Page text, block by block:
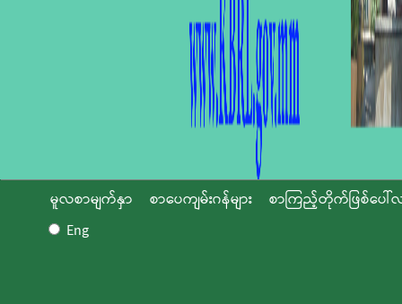
မူလစာမျက်နှာ စာပေကျမ်းဂန်များ
စာကြည့်တိုက်ဖြစ်ပေါ်
Eng